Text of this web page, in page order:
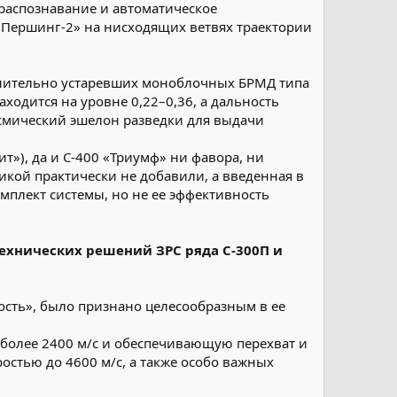
и автоматическое
2» на нисходящих ветвях траектории
устаревших моноблочных БРМД типа
на уровне 0,22–0,36, а дальность
эшелон разведки для выдачи
да и С-400 «Триумф» ни фавора, ни
практически не добавили, а введенная в
системы, но не ее эффективность
решений ЗРС ряда С-300П и
было признано целесообразным в ее
2400 м/с и обеспечивающую перехват и
до 4600 м/с, а также особо важных